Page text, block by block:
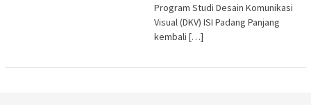
Program Studi Desain Komunikasi
Visual (DKV) ISI Padang Panjang
kembali […]